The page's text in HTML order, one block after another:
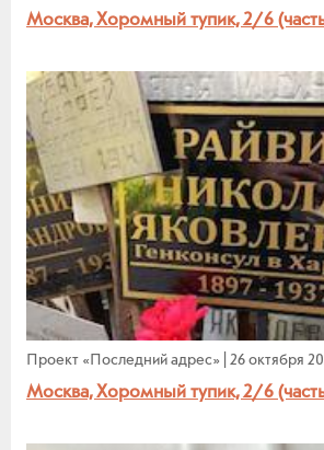
Москва, Хоромный тупик, 2/6
Проект «Последний адрес» 26 октября
Москва, Хоромный тупик, 2/6